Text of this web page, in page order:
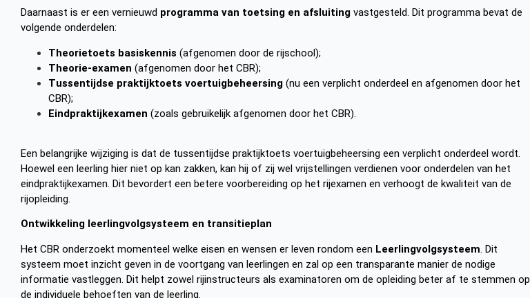
Daarnaast is er een vernieuwd programma van toetsing en afsluiting vastgesteld. Dit programma bevat de
volgende onderdelen:
Theorietoets basiskennis (afgenomen door de rijschool);
Theorie-examen (afgenomen door het CBR);
Tussentijdse praktijktoets voertuigbeheersing (nu een verplicht onderdeel en afgenomen door het
CBR);
Eindpraktijkexamen (zoals gebruikelijk afgenomen door het CBR).
Een belangrijke wijziging is dat de tussentijdse praktijktoets voertuigbeheersing een verplicht onderdeel wordt.
Hoewel een leerling hier niet op kan zakken, kan hij of zij wel vrijstellingen verdienen voor onderdelen van het
eindpraktijkexamen. Dit bevordert een betere voorbereiding op het rijexamen en verhoogt de kwaliteit van de
rijopleiding.
Ontwikkeling leerlingvolgsysteem en transitieplan
Het CBR onderzoekt momenteel welke eisen en wensen er leven rondom een Leerlingvolgsysteem. Dit
systeem moet inzicht geven in de voortgang van leerlingen en zal op een transparante manier de nodige
informatie vastleggen. Dit helpt zowel rijinstructeurs als examinatoren om de opleiding beter af te stemmen op
de individuele behoeften van de leerling.